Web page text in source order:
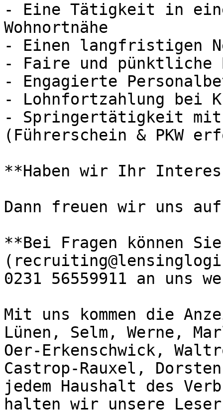
- Eine Tätigkeit in
Wohnortnähe
- Einen langfristigen
- Faire und pünktliche
- Engagierte
- Lohnfortzahlung bei
- Springertätigkeit mit
(Führerschein & PKW
**Haben wir Ihr
Dann freuen wir uns
**Bei Fragen können
0231 56559911 an uns
Mit uns kommen die
Lünen, Selm, Werne,
Oer-Erkenschwick,
Castrop-Rauxel,
jedem Haushalt des
halten wir unsere